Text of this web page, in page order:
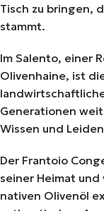
Tisch zu bringen,
stammt.
Im Salento, einer
Olivenhaine, ist
Generationen
Wissen und
Der Frantoio
seiner Heimat
nativen Olivenöl